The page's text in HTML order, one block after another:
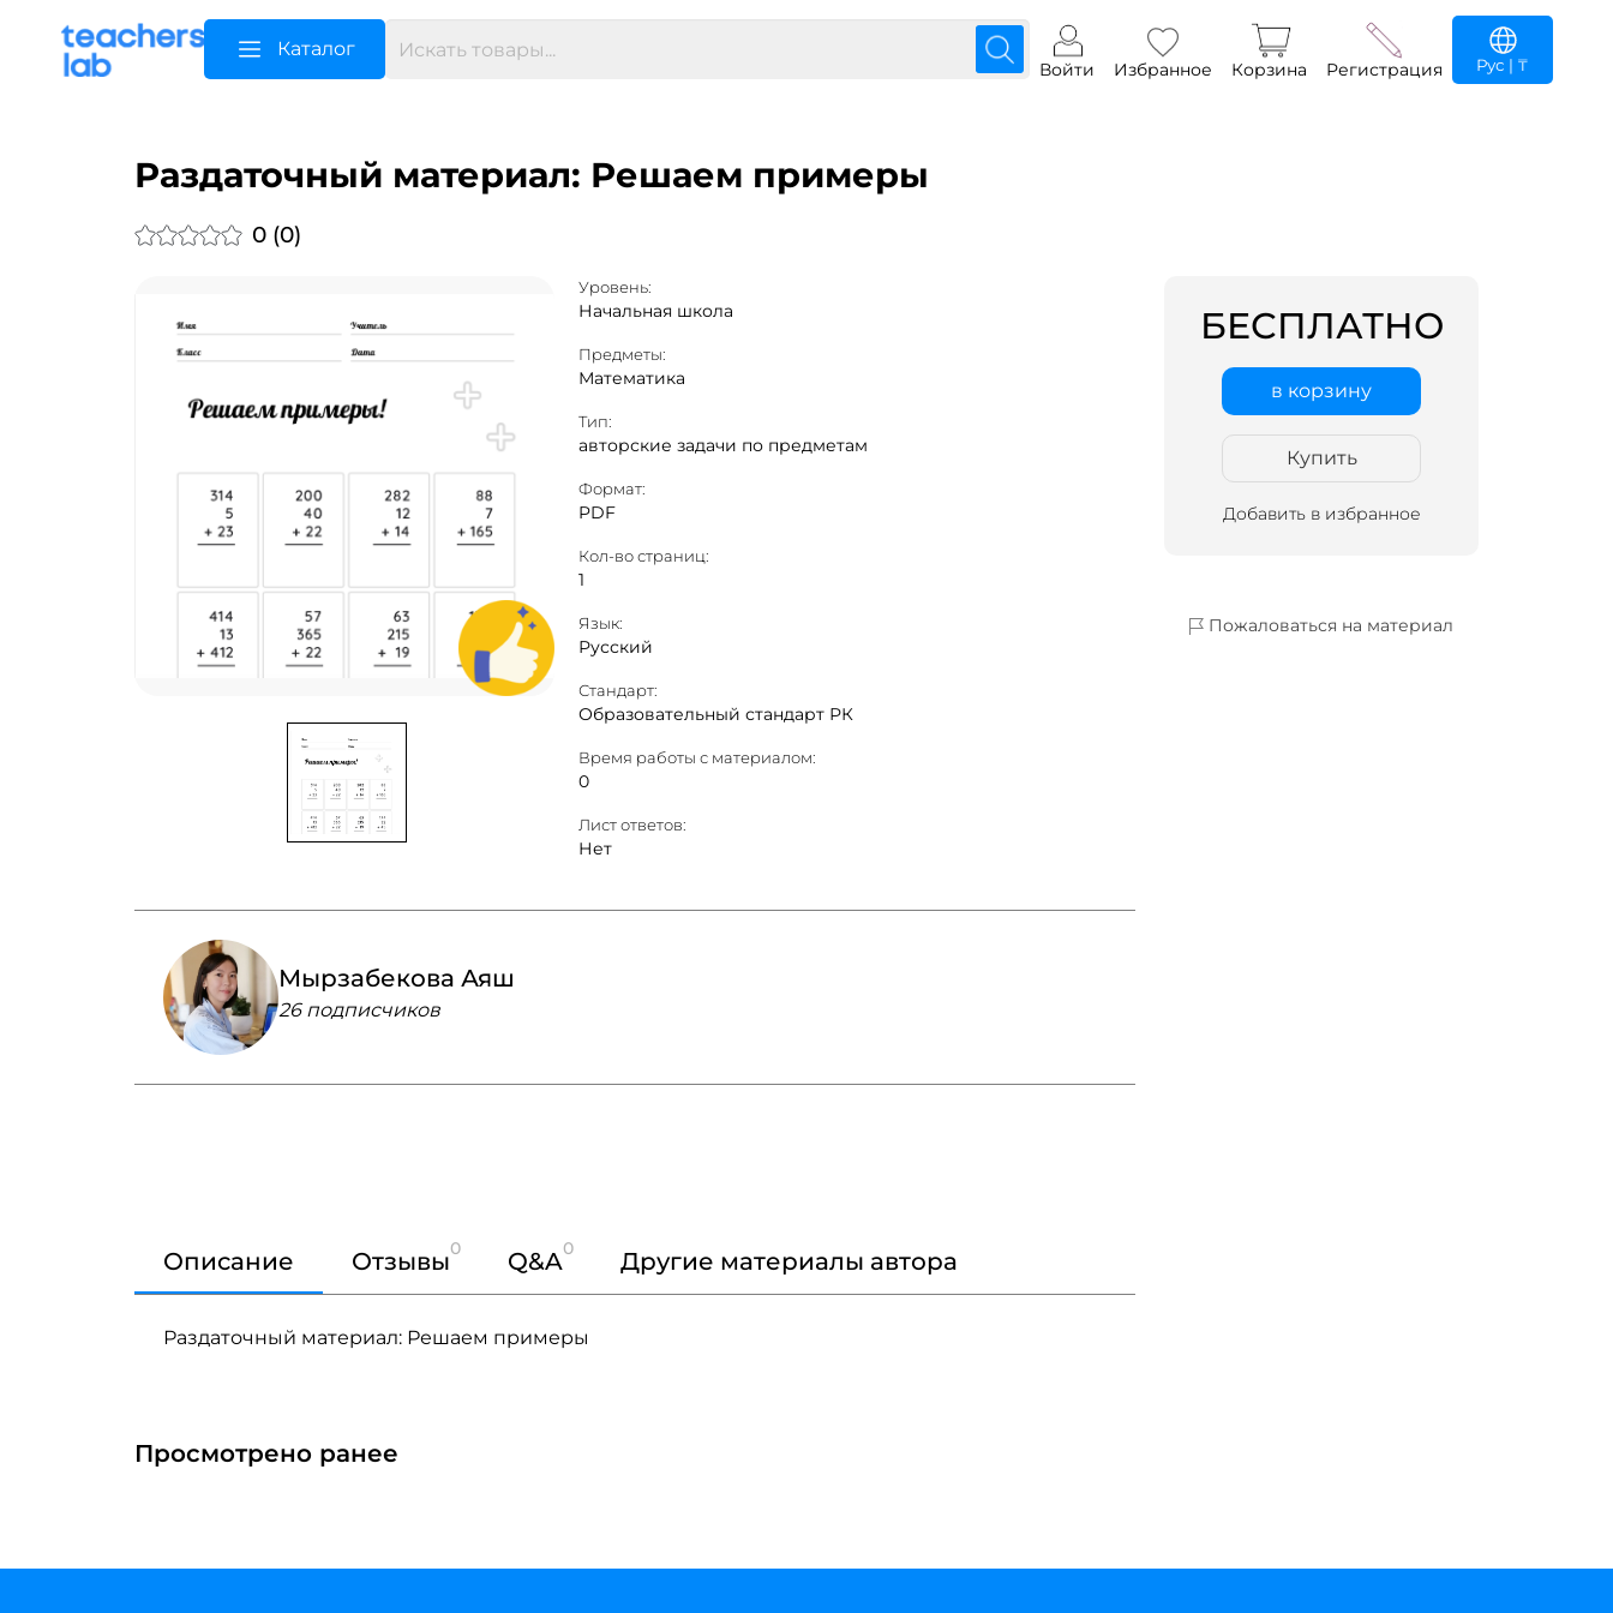
Каталог
Войти Избранное Корзина Регистрация Рус | ₸
Раздаточный материал: Решаем примеры
0 (0)
Уровень:
Начальная школа
Предметы:
Математика
Тип:
авторские задачи по предметам
Формат:
PDF
Кол-во страниц:
1
Язык:
Русский
Стандарт:
Образовательный стандарт РК
Время работы с материалом:
0
Лист ответов:
Нет
Мырзабекова Аяш
26 подписчиков
Описание Отзывы0 Q&A0 Другие материалы автора
Раздаточный материал: Решаем примеры
Просмотрено ранее
БЕСПЛАТНО
в корзину
Купить
Добавить в избранное
Пожаловаться на материал